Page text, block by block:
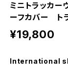
ミニトラッカ
ーフカバー ト
¥19,800
International